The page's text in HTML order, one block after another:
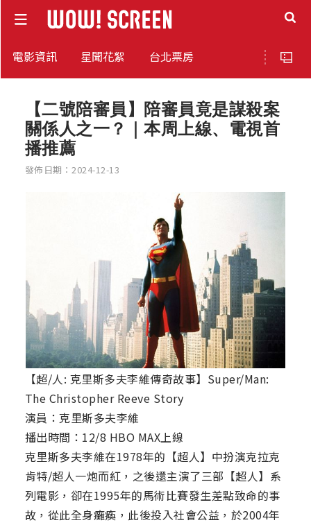
電影資訊 星聞花絮 台北票房
【二號陪審員】陪審員竟是謀殺案
關係人之一？｜本周上線、電視首
播推薦
發佈日期：2024-12-13
【超/人: 克里斯多夫李維傳奇故事】Super/Man:
The Christopher Reeve Story
演員：克里斯多夫李維
播出時間：12/8 HBO MAX上線
克里斯多夫李維在1978年的【超人】中扮演克拉克
肯特/超人一炮而紅，之後還主演了三部【超人】系
列電影，卻在1995年的馬術比賽發生差點致命的事
故，從此全身癱瘓，此後投入社會公益，於2004年